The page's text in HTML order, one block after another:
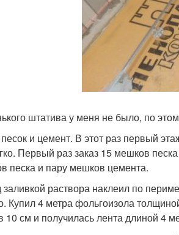
штатива у меня не было, по
и цемент. В этот раз первый
Первый раз заказ 15 мешков
песка и пару мешков цемента.
раствора наклеил по
Купил 4 метра фольгоизола
10 см и получилась лента длиной 4